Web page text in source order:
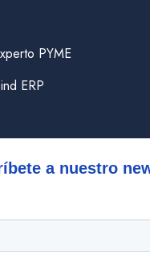
PYME
ERP
a nuestro